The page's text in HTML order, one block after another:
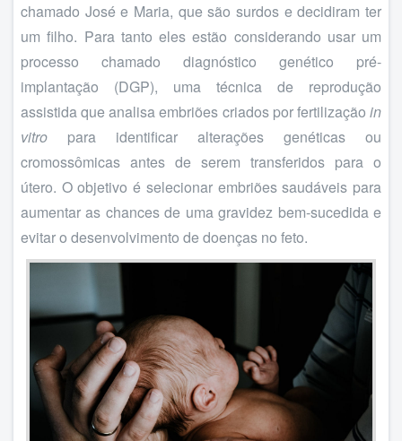
chamado José e Maria, que são surdos e decidiram ter
um filho. Para tanto eles estão considerando usar um
processo chamado diagnóstico genético pré-
implantação (DGP), uma técnica de reprodução
assistida que analisa embriões criados por fertilização in
vitro para identificar alterações genéticas ou
cromossômicas antes de serem transferidos para o
útero. O objetivo é selecionar embriões saudáveis para
aumentar as chances de uma gravidez bem-sucedida e
evitar o desenvolvimento de doenças no feto.